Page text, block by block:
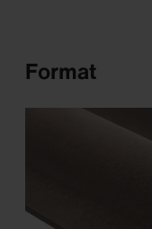
Format